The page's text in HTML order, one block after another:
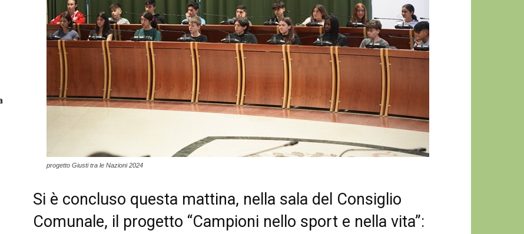
progetto Giusti tra le Nazioni 2024
Si è concluso questa mattina, nella sala del Consiglio
Comunale, il progetto “Campioni nello sport e nella vita”: